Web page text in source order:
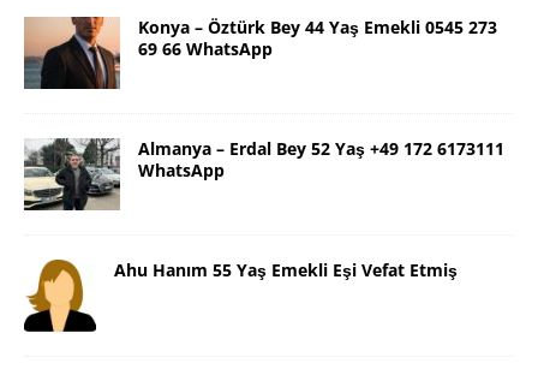
Konya – Öztürk Bey 44 Yaş Emekli 0545 273
69 66 WhatsApp
Almanya – Erdal Bey 52 Yaş +49 172 6173111
WhatsApp
Ahu Hanım 55 Yaş Emekli Eşi Vefat Etmiş